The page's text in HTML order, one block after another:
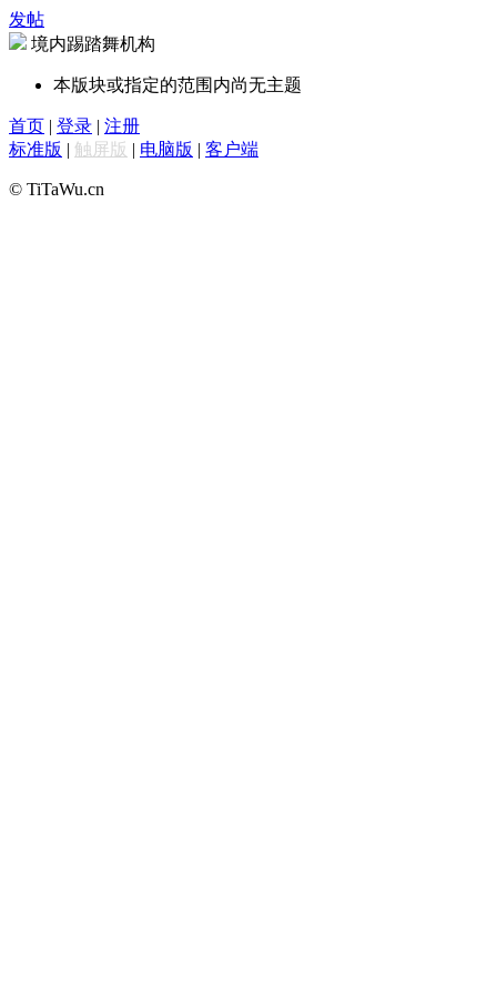
发帖
境内踢踏舞机构
本版块或指定的范围内尚无主题
首页 | 登录 | 注册
标准版 | 触屏版 | 电脑版 | 客户端
© TiTaWu.cn